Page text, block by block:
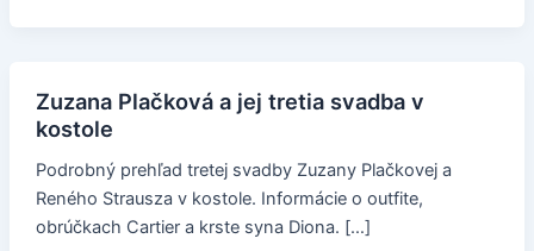
Zuzana Plačková a jej tretia svadba v
kostole
Podrobný prehľad tretej svadby Zuzany Plačkovej a
Reného Strausza v kostole. Informácie o outfite,
obrúčkach Cartier a krste syna Diona. […]